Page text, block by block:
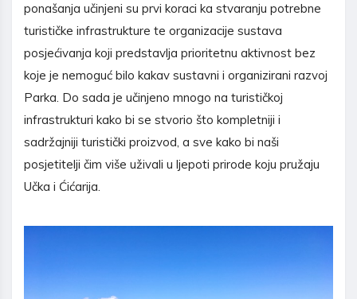
ponašanja učinjeni su prvi koraci ka stvaranju potrebne
turističke infrastrukture te organizacije sustava
posjećivanja koji predstavlja prioritetnu aktivnost bez
koje je nemoguć bilo kakav sustavni i organizirani razvoj
Parka. Do sada je učinjeno mnogo na turističkoj
infrastrukturi kako bi se stvorio što kompletniji i
sadržajniji turistički proizvod, a sve kako bi naši
posjetitelji čim više uživali u ljepoti prirode koju pružaju
Učka i Ćićarija.